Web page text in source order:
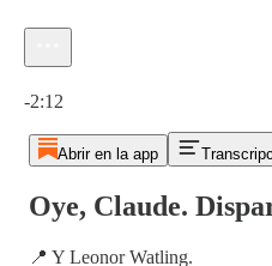
-2:12
Abrir en la app
Oye, Claude.
📍 Y Leonor Watling.